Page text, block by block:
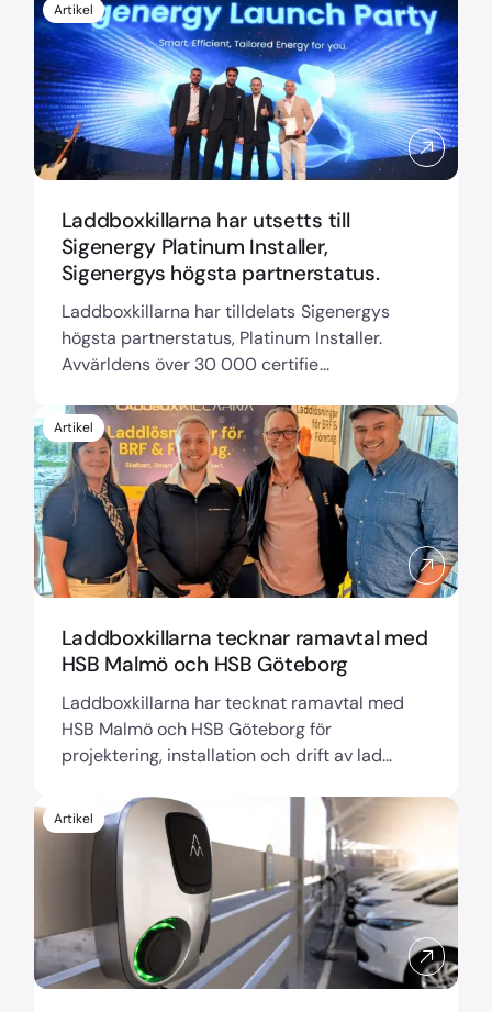
Artikel
Laddboxkillarna har utsetts till
Sigenergy Platinum Installer,
Sigenergys högsta partnerstatus.
Laddboxkillarna har tilldelats Sigenergys
högsta partnerstatus, Platinum Installer.
Avvärldens över 30 000 certifie...
Artikel
Laddboxkillarna tecknar ramavtal med
HSB Malmö och HSB Göteborg
Laddboxkillarna har tecknat ramavtal med
HSB Malmö och HSB Göteborg för
projektering, installation och drift av lad...
Artikel